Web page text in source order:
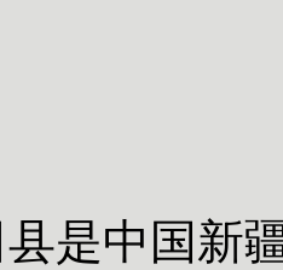
是中国新